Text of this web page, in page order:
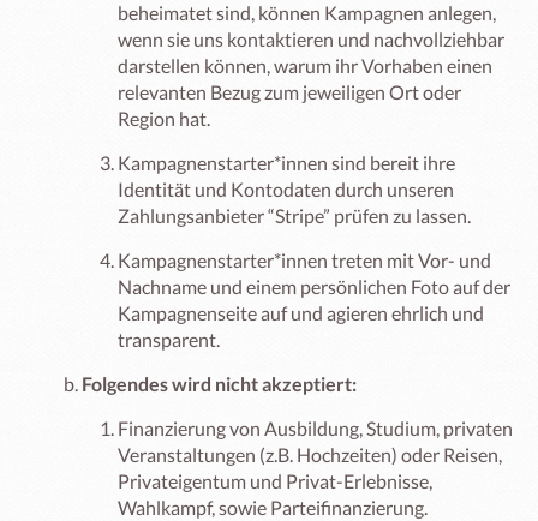
beheimatet sind, können Kampagnen anlegen,
wenn sie uns kontaktieren und nachvollziehbar
darstellen können, warum ihr Vorhaben einen
relevanten Bezug zum jeweiligen Ort oder
Region hat.
Kampagnenstarter*innen sind bereit ihre
Identität und Kontodaten durch unseren
Zahlungsanbieter “Stripe” prüfen zu lassen.
Kampagnenstarter*innen treten mit Vor- und
Nachname und einem persönlichen Foto auf der
Kampagnenseite auf und agieren ehrlich und
transparent.
Folgendes wird nicht akzeptiert:
Finanzierung von Ausbildung, Studium, privaten
Veranstaltungen (z.B. Hochzeiten) oder Reisen,
Privateigentum und Privat-Erlebnisse,
Wahlkampf, sowie Parteifinanzierung.